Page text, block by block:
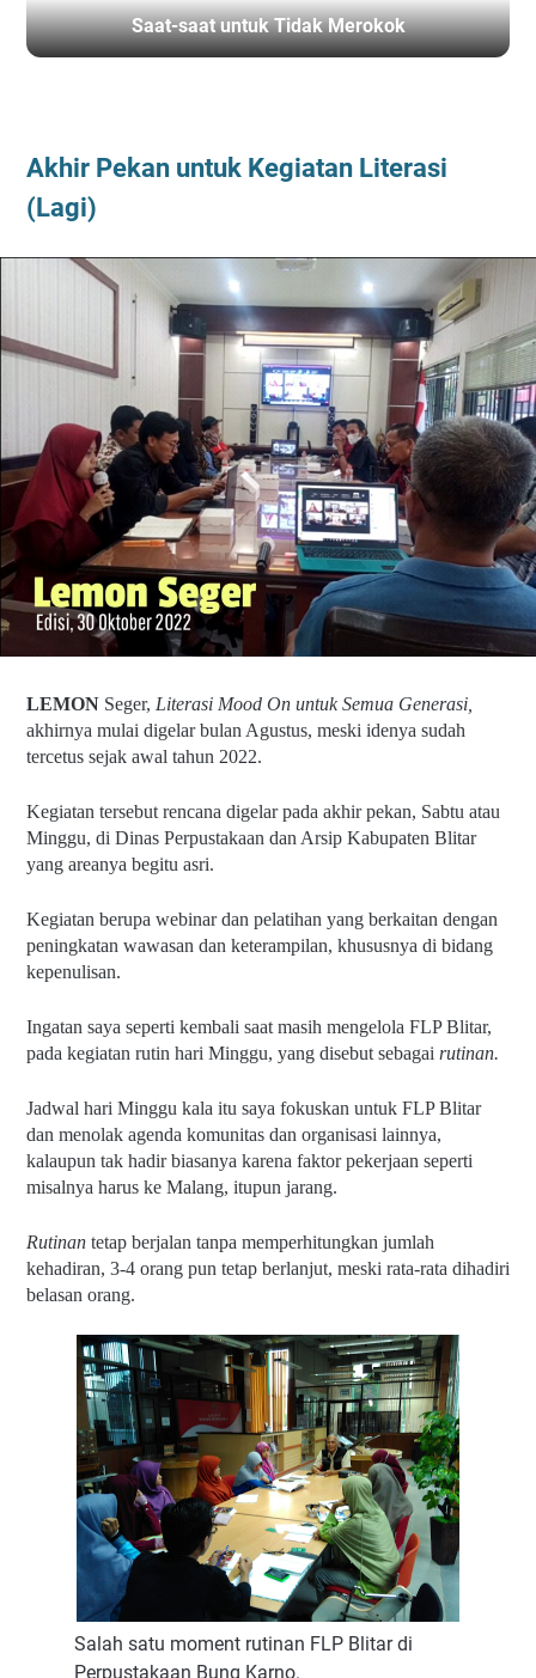
Saat-saat untuk Tidak Merokok
Akhir Pekan untuk Kegiatan Literasi
(Lagi)
LEMON Seger,
akhirnya mulai digelar bulan Agustus, meski idenya sudah
tercetus sejak awal tahun 2022.
Kegiatan tersebut rencana digelar pada akhir pekan, Sabtu atau
Minggu, di Dinas Perpustakaan dan Arsip Kabupaten Blitar
yang areanya begitu asri.
Kegiatan berupa webinar dan pelatihan yang berkaitan dengan
peningkatan wawasan dan keterampilan, khususnya di bidang
kepenulisan.
Ingatan saya seperti kembali saat masih mengelola FLP Blitar,
pada kegiatan rutin hari Minggu, yang disebut sebagai rutinan.
Jadwal hari Minggu kala itu saya fokuskan untuk FLP Blitar
dan menolak agenda komunitas dan organisasi lainnya,
kalaupun tak hadir biasanya karena faktor pekerjaan seperti
misalnya harus ke Malang, itupun jarang.
Rutinan tetap berjalan tanpa memperhitungkan jumlah
kehadiran, 3-4 orang pun tetap berlanjut, meski rata-rata dihadiri
belasan orang.
Salah satu moment rutinan FLP Blitar di
Perpustakaan Bung Karno.